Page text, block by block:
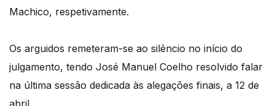
Machico, respetivamente.
Os arguidos remeteram-se ao silêncio no início do
julgamento, tendo José Manuel Coelho resolvido falar
na última sessão dedicada às alegações finais, a 12 de
abril.